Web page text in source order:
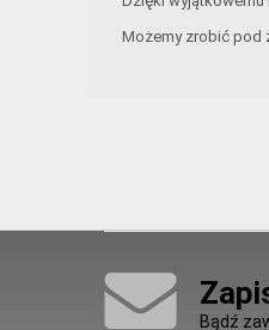
Możemy zrobić pod
Bądź